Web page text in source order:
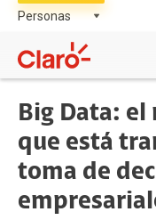
Big Data: el
que está
toma de